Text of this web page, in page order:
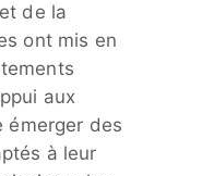
de la
ont mis en
aux
émerger des
à leur